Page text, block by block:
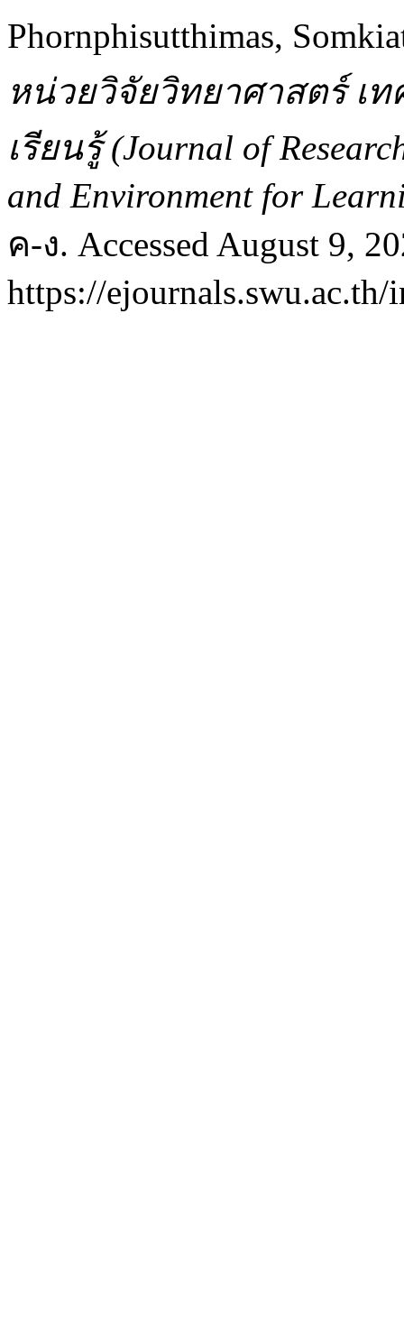
Phornphisutthimas,
หน่วยวิจัยวิทยาศาสตร์ เ
เรียนรู้ (Journal of
and Environment for
ค-ง. Accessed August 9,
https://